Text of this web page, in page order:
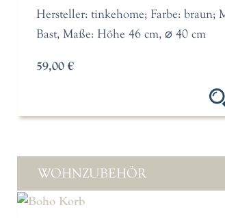
Hersteller: tinkehome; Farbe: braun;
Bast, Maße: Höhe 46 cm, ⌀ 40 cm
59,00 €
WOHNZUBEHÖR